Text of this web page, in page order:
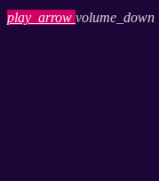
play_arrow volume_down